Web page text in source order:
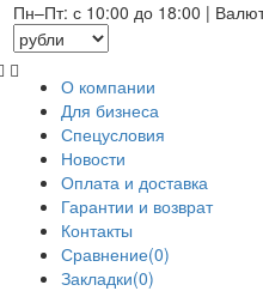
Пн–Пт: с 10:00 до 18:00 |
О компании
Для бизнеса
Спецусловия
Новости
Оплата и доставка
Гарантии и возврат
Контакты
Сравнение(0)
Закладки(0)